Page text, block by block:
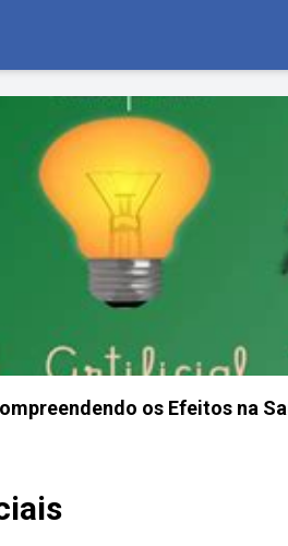
os Efeitos na